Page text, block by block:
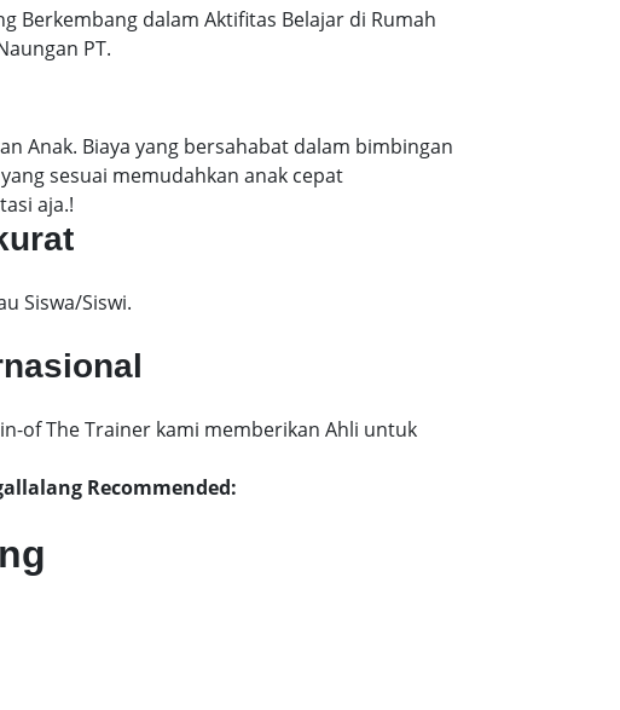
Berkembang dalam Aktifitas Belajar di Rumah
PT.
Anak. Biaya yang bersahabat dalam bimbingan
sesuai memudahkan anak cepat
aja.!
Siswa/Siswi.
of The Trainer kami memberikan Ahli untuk
Recommended: